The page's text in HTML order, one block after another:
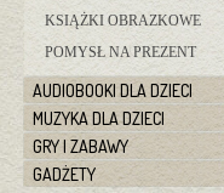
KSIĄŻKI OBRAZKOWE
POMYSŁ NA PREZENT
AUDIOBOOKI DLA DZIECI
MUZYKA DLA DZIECI
GRY I ZABAWY
GADŻETY